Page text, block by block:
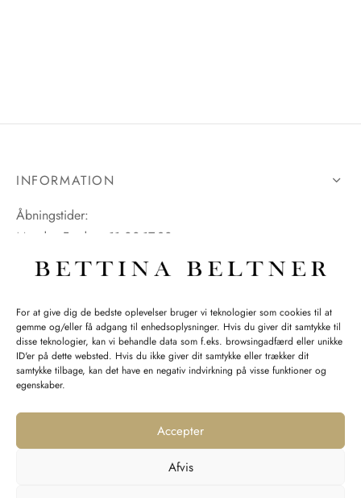
For at give dig de bedste oplevelser bruger vi teknologier som cookies til at
gemme og/eller få adgang til enhedsoplysninger. Hvis du giver dit samtykke til
disse teknologier, kan vi behandle data som f.eks. browsingadfærd eller unikke
ID'er på dette websted. Hvis du ikke giver dit samtykke eller trækker dit
samtykke tilbage, kan det have en negativ indvirkning på visse funktioner og
egenskaber.
Accepter
Afvis
INFORMATION
Åbningstider:
Mandag-Fredag: 11.00-17.30
Lørdag: 11.00-15.00
SPØRGSMÅL WEBORDRE
BUTIK BETTINA BELTNER
Returnering